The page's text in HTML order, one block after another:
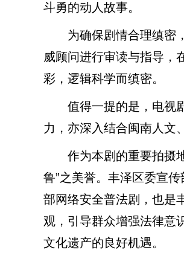
斗勇的动人故事。
为确保剧情合理缜密，
威顾问进行审读与指导，
彩，逻辑科学而缜密。
值得一提的是，电视剧
力，亦深入结合闽南人文
作为本剧的重要拍摄地
鲁”之美誉。丰泽区委宣
部网络安全普法剧，也是
观，引导群众增强法律意
文化遗产的良好机遇。